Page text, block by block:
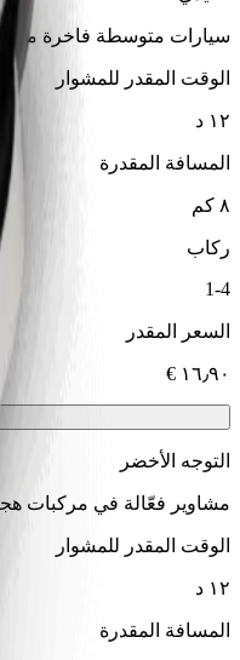
سيارات متوسطة فاخرة مع
الوقت المقدر للمشوار
١٢ د
المسافة المقدرة
٨ كم
ركاب
1-4
السعر المقدر
التوجه الأخضر
مشاوير فعّالة في مركبات
الوقت المقدر للمشوار
١٢ د
المسافة المقدرة